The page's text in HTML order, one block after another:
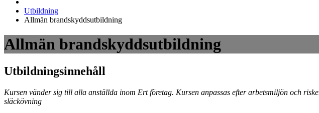
Utbildning
Allmän brandskyddsutbildning
Allmän brandskyddsutbildning
Utbildningsinnehåll
Kursen vänder sig till alla anställda inom Ert företag. Kursen anpassas efter arbetsmiljön och
släckövning